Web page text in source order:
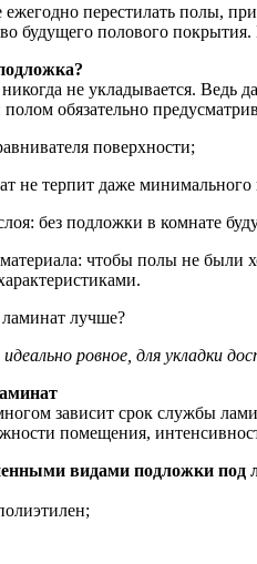
перестилать полы,
будущего полового
не укладывается.
обязательно
поверхности;
не терпит даже
без подложки в комнате
материала: чтобы полы не
идеально ровное, для
зависит срок службы
помещения,
видами подложки под